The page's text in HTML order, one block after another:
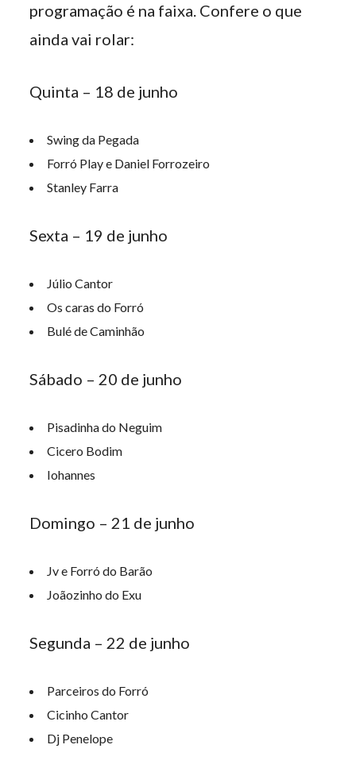
programação é na faixa. Confere o que
ainda vai rolar:
Quinta – 18 de junho
Swing da Pegada
Forró Play e Daniel Forrozeiro
Stanley Farra
Sexta – 19 de junho
Júlio Cantor
Os caras do Forró
Bulé de Caminhão
Sábado – 20 de junho
Pisadinha do Neguim
Cicero Bodim
Iohannes
Domingo – 21 de junho
Jv e Forró do Barão
Joãozinho do Exu
Segunda – 22 de junho
Parceiros do Forró
Cicinho Cantor
Dj Penelope